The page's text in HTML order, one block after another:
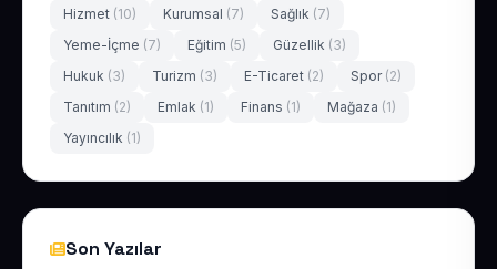
Hizmet (10) Kurumsal (7) Sağlık (7)
Yeme-İçme (7) Eğitim (5) Güzellik (3)
Hukuk (3) Turizm (3) E-Ticaret (2) Spor (2)
Tanıtım (2) Emlak (1) Finans (1) Mağaza (1)
Yayıncılık (1)
Son Yazılar